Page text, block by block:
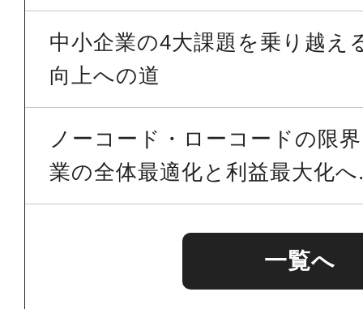
中小企業の4大課題を乗り越え
向上への道
ノーコード・ローコードの限
業の全体最適化と利益最大化
一覧へ